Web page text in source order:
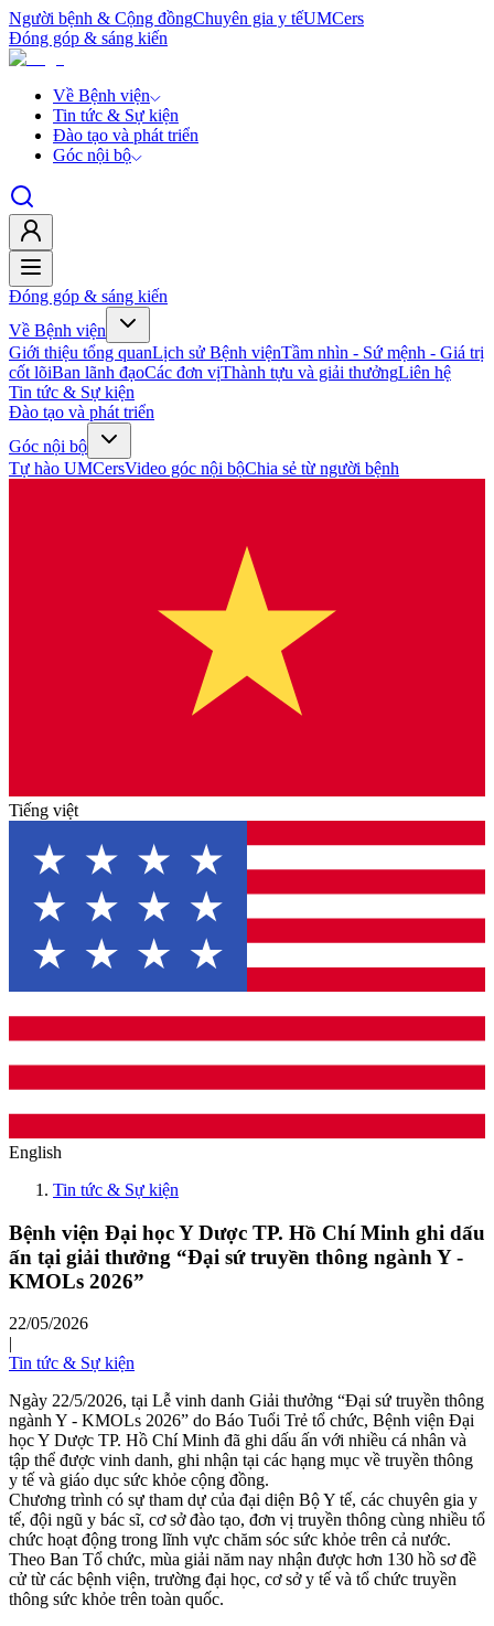
Người bệnh & Cộng đồngChuyên gia y tếUMCers
Đóng góp & sáng kiến
Về Bệnh viện
Tin tức & Sự kiện
Đào tạo và phát triển
Góc nội bộ
Đóng góp & sáng kiến
Về Bệnh viện
Giới thiệu tổng quanLịch sử Bệnh việnTầm nhìn - Sứ mệnh - Giá trị
cốt lõiBan lãnh đạoCác đơn vịThành tựu và giải thưởngLiên hệ
Tin tức & Sự kiện
Đào tạo và phát triển
Góc nội bộ
Tự hào UMCersVideo góc nội bộChia sẻ từ người bệnh
Tiếng việt
English
Tin tức & Sự kiện
Bệnh viện Đại học Y Dược TP. Hồ Chí Minh ghi dấu
ấn tại giải thưởng “Đại sứ truyền thông ngành Y -
KMOLs 2026”
22/05/2026
|
Tin tức & Sự kiện
Ngày 22/5/2026, tại Lễ vinh danh Giải thưởng “Đại sứ truyền thông
ngành Y - KMOLs 2026” do Báo Tuổi Trẻ tổ chức, Bệnh viện Đại
học Y Dược TP. Hồ Chí Minh đã ghi dấu ấn với nhiều cá nhân và
tập thể được vinh danh, ghi nhận tại các hạng mục về truyền thông
y tế và giáo dục sức khỏe cộng đồng.
Chương trình có sự tham dự của đại diện Bộ Y tế, các chuyên gia y
tế, đội ngũ y bác sĩ, cơ sở đào tạo, đơn vị truyền thông cùng nhiều tổ
chức hoạt động trong lĩnh vực chăm sóc sức khỏe trên cả nước.
Theo Ban Tổ chức, mùa giải năm nay nhận được hơn 130 hồ sơ đề
cử từ các bệnh viện, trường đại học, cơ sở y tế và tổ chức truyền
thông sức khỏe trên toàn quốc.